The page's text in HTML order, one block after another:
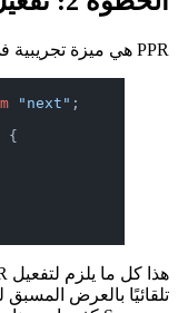
}
NextConfig
المسبق للأجزاء